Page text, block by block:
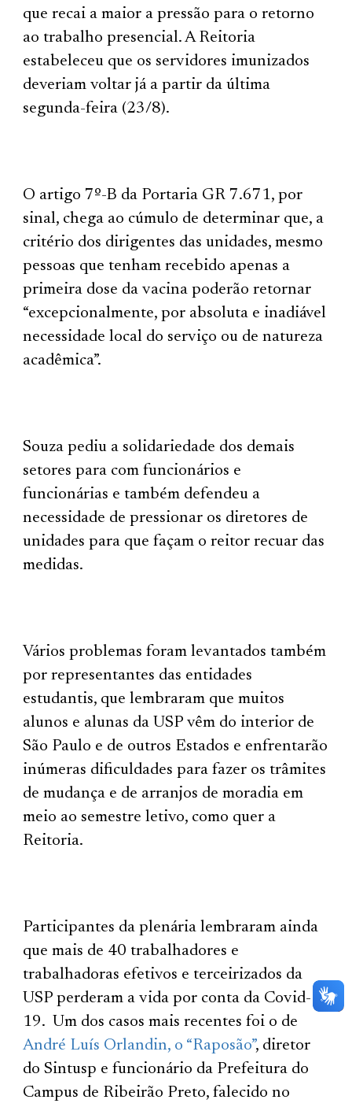
que recai a maior a pressão para o retorno
ao trabalho presencial. A Reitoria
estabeleceu que os servidores imunizados
deveriam voltar já a partir da última
segunda-feira (23/8).
O artigo 7º-B da Portaria GR 7.671, por
sinal, chega ao cúmulo de determinar que, a
critério dos dirigentes das unidades, mesmo
pessoas que tenham recebido apenas a
primeira dose da vacina poderão retornar
“excepcionalmente, por absoluta e inadiável
necessidade local do serviço ou de natureza
acadêmica”.
Souza pediu a solidariedade dos demais
setores para com funcionários e
funcionárias e também defendeu a
necessidade de pressionar os diretores de
unidades para que façam o reitor recuar das
medidas.
Vários problemas foram levantados também
por representantes das entidades
estudantis, que lembraram que muitos
alunos e alunas da USP vêm do interior de
São Paulo e de outros Estados e enfrentarão
inúmeras dificuldades para fazer os trâmites
de mudança e de arranjos de moradia em
meio ao semestre letivo, como quer a
Reitoria.
Participantes da plenária lembraram ainda
que mais de 40 trabalhadores e
trabalhadoras efetivos e terceirizados da
USP perderam a vida por conta da Covid-
19. Um dos casos mais recentes foi o de
André Luís Orlandin, o “Raposão”, diretor
do Sintusp e funcionário da Prefeitura do
Campus de Ribeirão Preto, falecido no